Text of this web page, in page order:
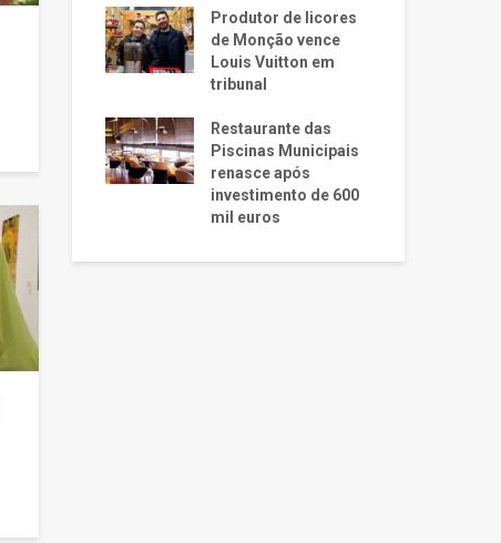
Produtor de licores
de Monção vence
Louis Vuitton em
tribunal
Restaurante das
Piscinas Municipais
renasce após
investimento de 600
mil euros